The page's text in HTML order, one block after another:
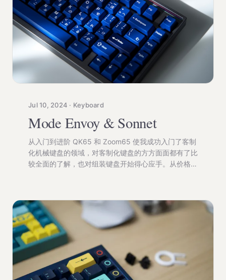
Jul 10, 2024 · Keyboard
Mode Envoy & Sonnet
从入门到进阶 QK65 和 Zoom65 使我成功入门了客制
化机械键盘的领域，对客制化键盘的方方面面都有了比
较全面的了解，也对组装键盘开始得心应手。从价格上
内部空间中，不同组件之间放置不同材料的软布垫，这
类布垫包括 PCB 和定位板之间的夹心棉，贴于 PCB
板之上的轴下垫，PCB 底部的 PE 棉，最后还有用于
盘底壳的底棉，这些材料可以很好的吸收打字时产生的
回声，震动以及其他细碎的高频杂音，使得最终的打字
音显得更为集中，低沉和浑厚。 QK65 和 Zoom65 都
无一例外附带了完整的声音包，也都不出料的需要这些